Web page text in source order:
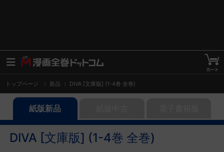
トップページ 新品 DIVA [文庫版] (1-4巻 全巻)
紙版新品
DIVA [文庫版] (1-4巻 全巻)